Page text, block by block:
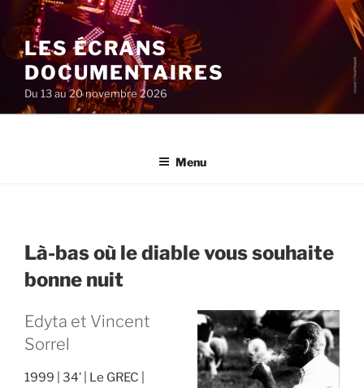
au
contenu
principal
LES ÉCRANS
DOCUMENTAIRES
Du 13 au 20 novembre 2026
Menu
Là-bas où le diable vous souhaite
bonne nuit
Edyta et Vincent
Sorrel
1999 34’
Le GREC